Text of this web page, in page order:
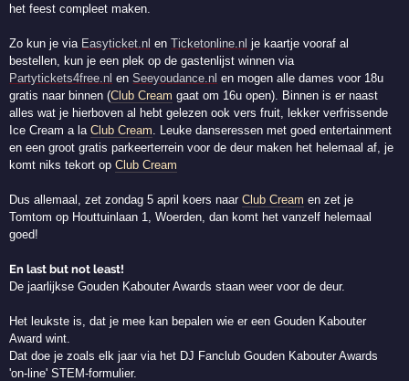
het feest compleet maken.
Zo kun je via Easyticket.nl enTicketonline.nl je kaartje vooraf al
bestellen, kun je een plek op de gastenlijst winnen via
Partytickets4free.nl enSeeyoudance.nl en mogen alle dames voor 18u
gratis naar binnen (Club Cream gaat om 16u open). Binnen is er naast
alles wat je hierboven al hebt gelezen ook vers fruit, lekker verfrissende
Ice Cream a laClub Cream . Leuke danseressen met goed entertainment
en een groot gratis parkeerterrein voor de deur maken het helemaal af, je
komt niks tekort opClub Cream
Dus allemaal, zet zondag 5 april koers naarClub Cream en zet je
Tomtom op Houttuinlaan 1, Woerden, dan komt het vanzelf helemaal
goed!
En last but not least!
De jaarlijkse Gouden Kabouter Awards staan weer voor de deur.
Het leukste is, dat je mee kan bepalen wie er een Gouden Kabouter
Award wint.
Dat doe je zoals elk jaar via het DJ Fanclub Gouden Kabouter Awards
'on-line' STEM-formulier.